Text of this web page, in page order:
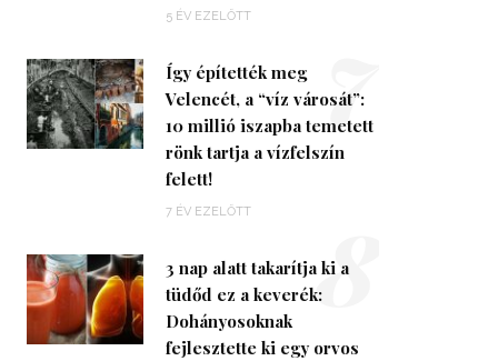
5 ÉV EZELŐTT
Így építették meg
Velencét, a “víz városát”:
10 millió iszapba temetett
rönk tartja a vízfelszín
felett!
7 ÉV EZELŐTT
7
3 nap alatt takarítja ki a
tüdőd ez a keverék:
Dohányosoknak
fejlesztette ki egy orvos
8